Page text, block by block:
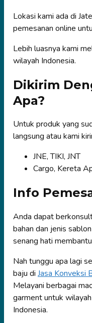
Lokasi kami ada di
pemesanan online
Lebih luasnya kami
wilayah Indonesia.
Dikirim
Apa?
Untuk produk yang
langsung atau kami
JNE, TIKI, JNT
Cargo, Kereta
Info
Anda dapat
bahan dan jenis
senang hati
Nah tunggu apa lagi
baju di Jasa Konveksi
Melayani berbagai
garment untuk
Indonesia.